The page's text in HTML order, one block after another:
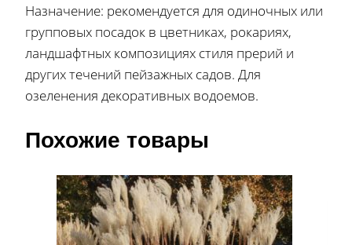
Назначение: рекомендуется для одиночных или
групповых посадок в цветниках, рокариях,
ландшафтных композициях стиля прерий и
других течений пейзажных садов. Для
озеленения декоративных водоемов.
Похожие товары